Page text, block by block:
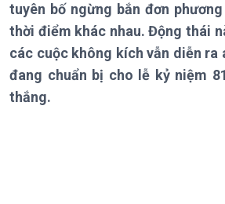
Giới thiệu
Thời
Thời
Thời
tuyên bố ngừng bắn đơn
thời điểm khác nhau. Động thái
các cuộc không kích vẫn diễn ra
đang chuẩn bị cho lễ kỷ niệm
thắng.